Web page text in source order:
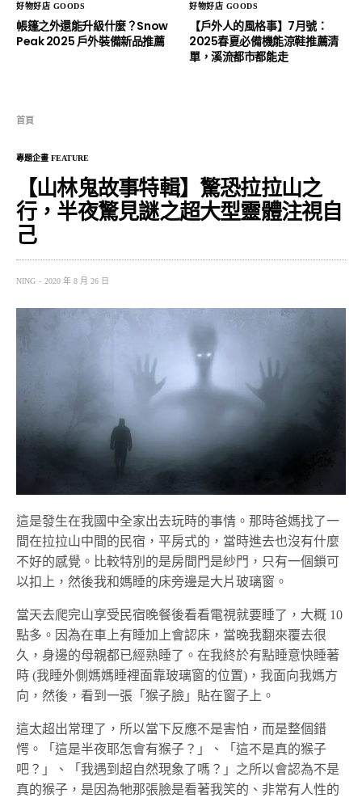
好物好店 GOODS
帳篷之外還能升級什麼？Snow
Peak 2025 戶外裝備新品推薦
好物好店 GOODS
【戶外人的風格事】7月號：
2025春夏必備機能涼鞋推薦清
單，溪流都市都能走
首頁
專題企畫 FEATURE
【山林鬼故事特輯】驚恐拉拉山之
行，半夜驚見謎之超大型靈體注視自
己
NING 2020 年 8 月 26 日
這是發生在我國中全家出去玩時的事情。那時爸媽找了一
間在拉拉山中間的民宿，平房式的，當時進去也沒有什麼
不好的感覺。比較特別的是房間門是紗門，只有一個鎖可
以扣上，然後我和媽睡的床旁邊是大片玻璃窗。
當天去爬完山享受民宿晚餐後看看電視就要睡了，大概 10
點多。因為在車上有睡加上會認床，當晚我翻來覆去很
久，身邊的母親都已經熟睡了。在我終於有點睡意快睡著
時 (我睡外側媽媽睡裡面靠玻璃窗的位置)，我面向我媽方
向，然後，看到一張「猴子臉」貼在窗子上。
這太超出常理了，所以當下反應不是害怕，而是整個錯
愕。「這是半夜耶怎會有猴子？」、「這不是真的猴子
吧？」、「我遇到超自然現象了嗎？」之所以會認為不是
真的猴子，是因為牠那張臉是看著我笑的、非常有人性的